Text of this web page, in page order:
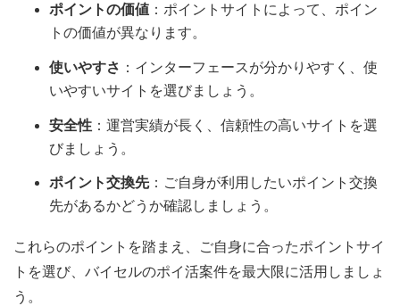
ポイントの価値 ：ポイントサイトによって、ポイン
トの価値が異なります。
使いやすさ ：インターフェースが分かりやすく、使
いやすいサイトを選びましょう。
安全性 ：運営実績が長く、信頼性の高いサイトを選
びましょう。
ポイント交換先：ご自身が利用したいポイント交換
先があるかどうか確認しましょう。
これらのポイントを踏まえ、ご自身に合ったポイントサイ
トを選び、バイセルのポイ活案件を最大限に活用しましょ
う。